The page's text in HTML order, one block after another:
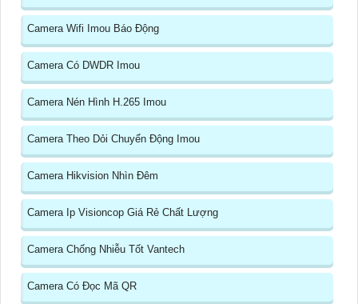
Camera Wifi Imou Báo Động
Camera Có DWDR Imou
Camera Nén Hình H.265 Imou
Camera Theo Dỏi Chuyển Động Imou
Camera Hikvision Nhìn Đêm
Camera Ip Visioncop Giá Rẻ Chất Lượng
Camera Chống Nhiễu Tốt Vantech
Camera Có Đọc Mã QR